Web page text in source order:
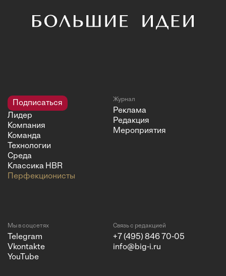
Подписаться
Лидер
Компания
Команда
Технологии
Среда
Классика HBR
Перфекционисты
Журнал
Реклама
Редакция
Мероприятия
Мы в соцсетях
Telegram
Vkontakte
YouTube
Связь с редакцией
+7 (495) 846 70-05
info@big-i.ru